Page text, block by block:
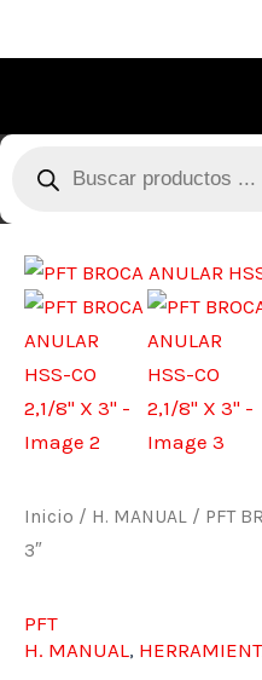
productos
Inicio / H. MANUAL / PFT
3″
PFT
H. MANUAL,
PFT
BROCA
ANULAR
HSS-
CO
2,1/8"
3"
cantidad